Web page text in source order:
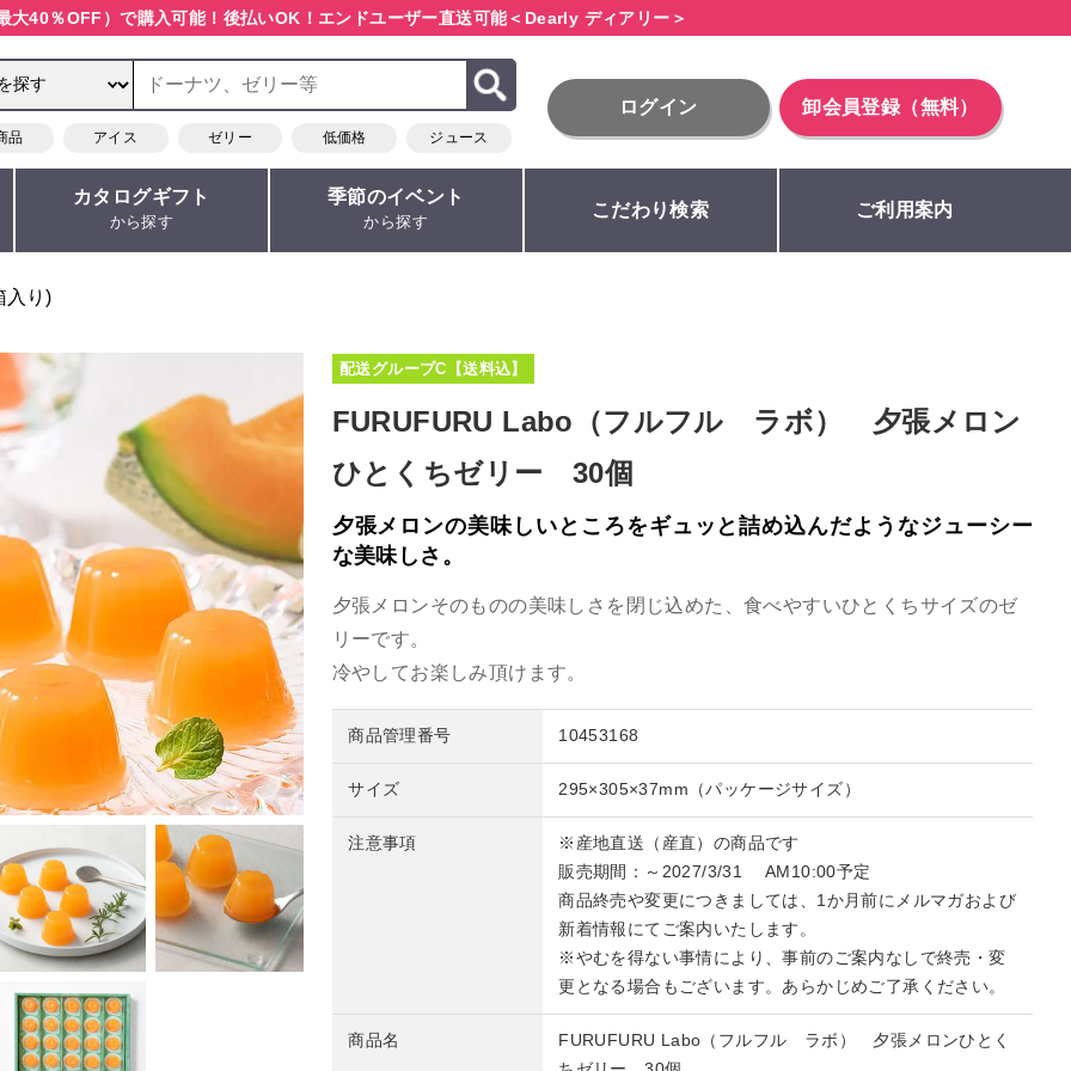
大40％OFF）で購入可能！ 後払いOK！エンドユーザー直送可能＜Dearly ディアリー＞
品 アイス ゼリー 低価格 ジュース
ログイン 卸会員登録（無料）
カタログギフト
から探す
季節のイベント
から探す
こだわり検索 ご利用案内
入り)
配送グループC【送料込】
FURUFURU Labo（フルフル ラボ） 夕張メロン
ひとくちゼリー 30個
夕張メロンの美味しいところをギュッと詰め込んだようなジューシー
な美味しさ。
夕張メロンそのものの美味しさを閉じ込めた、食べやすいひとくちサイズのゼ
リーです。
冷やしてお楽しみ頂けます。
商品管理番号 10453168
サイズ 295×305×37mm（パッケージサイズ）
注意事項
※産地直送（産直）の商品です
販売期間：～2027/3/31 AM10:00予定
商品終売や変更につきましては、1か月前にメルマガおよび
新着情報にてご案内いたします。
※やむを得ない事情により、事前のご案内なしで終売・変
更となる場合もございます。あらかじめご了承ください。
商品名
FURUFURU Labo（フルフル ラボ） 夕張メロンひとく